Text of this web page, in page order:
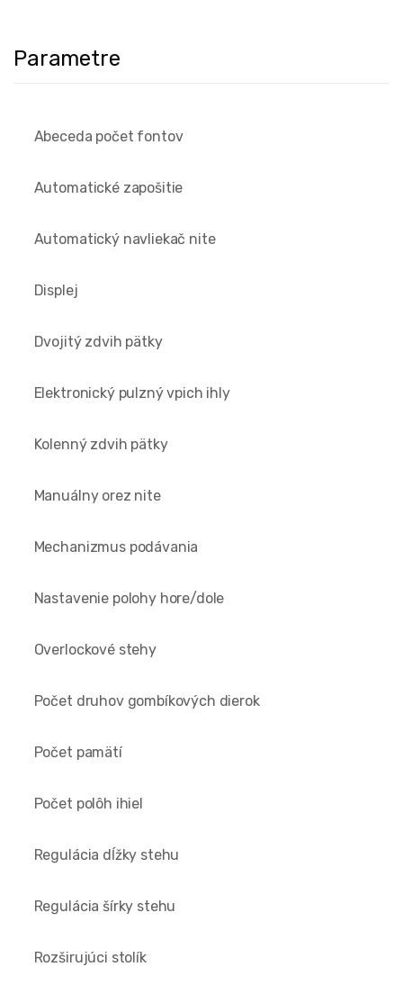
Parametre
Abeceda počet fontov
Automatické zapošitie
Automatický navliekač nite
Displej
Dvojitý zdvih pätky
Elektronický pulzný vpich ihly
Kolenný zdvih pätky
Manuálny orez nite
Mechanizmus podávania
Nastavenie polohy hore/dole
Overlockové stehy
Počet druhov gombíkových dierok
Počet pamätí
Počet polôh ihiel
Regulácia dĺžky stehu
Regulácia šírky stehu
Rozširujúci stolík